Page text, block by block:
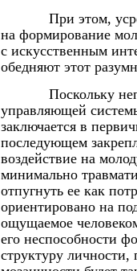
При этом,
на формирование
с искусственным
обедняют этот
Поскольку
управляющей
заключается в
последующем
воздействие на
минимально
отпугнуть ее как
ориентировано на
ощущаемое
его неспособности
структуру личности,